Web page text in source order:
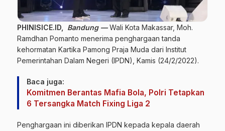
PHINISICE.ID, Bandung —Wali Kota Makassar, Moh.
Ramdhan Pomanto menerima penghargaan tanda
kehormatan Kartika Pamong Praja Muda dari Institut
Pemerintahan Dalam Negeri (IPDN), Kamis (24/2/2022).
Baca juga:
Komitmen Berantas Mafia Bola, Polri Tetapkan
6 Tersangka Match Fixing Liga 2
Penghargaan ini diberikan IPDN kepada kepala daerah